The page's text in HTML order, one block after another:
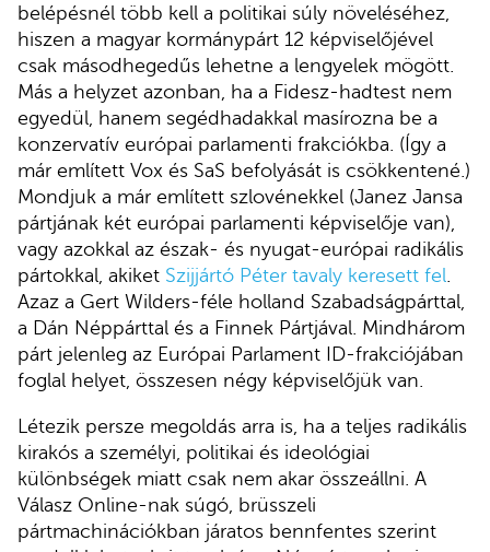
belépésnél több kell a politikai súly növeléséhez,
hiszen a magyar kormánypárt 12 képviselőjével
csak másodhegedűs lehetne a lengyelek mögött.
Más a helyzet azonban, ha a Fidesz-hadtest nem
egyedül, hanem segédhadakkal masírozna be a
konzervatív európai parlamenti frakciókba. (Így a
már említett Vox és SaS befolyását is csökkentené.)
Mondjuk a már említett szlovénekkel (Janez Jansa
pártjának két európai parlamenti képviselője van),
vagy azokkal az észak- és nyugat-európai radikális
pártokkal, akiket Szijjártó Péter tavaly keresett fel.
Azaz a Gert Wilders-féle holland Szabadságpárttal,
a Dán Néppárttal és a Finnek Pártjával. Mindhárom
párt jelenleg az Európai Parlament ID-frakciójában
foglal helyet, összesen négy képviselőjük van.
Létezik persze megoldás arra is, ha a teljes radikális
kirakós a személyi, politikai és ideológiai
különbségek miatt csak nem akar összeállni. A
Válasz Online-nak súgó, brüsszeli
pártmachinációkban járatos bennfentes szerint